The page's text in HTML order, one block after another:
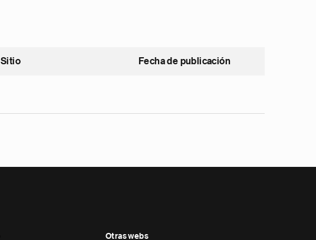
Sitio Fecha de publicación
Otras webs